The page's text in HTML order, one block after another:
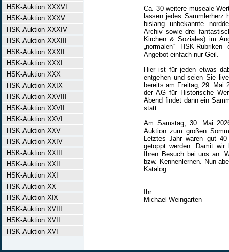
HSK-Auktion XXXVI
HSK-Auktion XXXV
HSK-Auktion XXXIV
HSK-Auktion XXXIII
HSK-Auktion XXXII
HSK-Auktion XXXI
HSK-Auktion XXX
HSK-Auktion XXIX
HSK-Auktion XXVIII
HSK-Auktion XXVII
HSK-Auktion XXVI
HSK-Auktion XXV
HSK-Auktion XXIV
HSK-Auktion XXIII
HSK-Auktion XXII
HSK-Auktion XXI
HSK-Auktion XX
HSK-Auktion XIX
HSK-Auktion XVIII
HSK-Auktion XVII
HSK-Auktion XVI
Ca. 30 weitere museale
lassen jedes Sammlerherz
bislang unbekannte
Archiv sowie drei
Kirchen & Soziales) im
„normalen“ HSK-
Angebot einfach nur Geil.
Hier ist für jeden etwas
entgehen und seien Sie
bereits am Freitag, 29. Mai
der AG für Historische
Abend findet dann ein
statt.
Am Samstag, 30. Mai
Auktion zum großen
Letztes Jahr waren gut
getoppt werden. Damit
Ihren Besuch bei uns an.
bzw. Kennenlernen. Nun
Katalog.
Ihr
Michael Weingarten